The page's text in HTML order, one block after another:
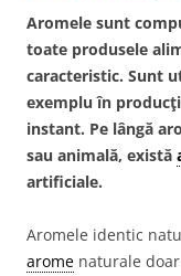
Aromele sunt
toate produsele
caracteristic. Sunt
exemplu în
instant. Pe lângă
sau animală, există
artificiale.
Aromele identic
arome naturale